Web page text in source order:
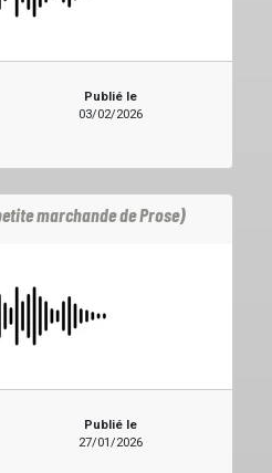
Publié le
03/02/2026
marchande de Prose)
Publié le
27/01/2026